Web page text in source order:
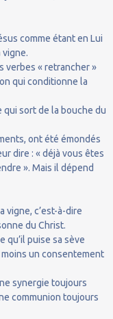
comme étant en Lui
vigne.
verbes « retrancher »
qui conditionne la
qui sort de la bouche du
ont été émondés
dire : « déjà vous êtes
». Mais il dépend
vigne, c’est-à-dire
du Christ.
qu’il puise sa sève
moins un consentement
synergie toujours
communion toujours